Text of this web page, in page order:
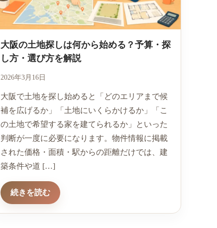
大阪の土地探しは何から始める？予算・探
し方・選び方を解説
2026年3月16日
大阪で土地を探し始めると「どのエリアまで候
補を広げるか」「土地にいくらかけるか」「こ
の土地で希望する家を建てられるか」といった
判断が一度に必要になります。物件情報に掲載
された価格・面積・駅からの距離だけでは、建
築条件や道 […]
続きを読む